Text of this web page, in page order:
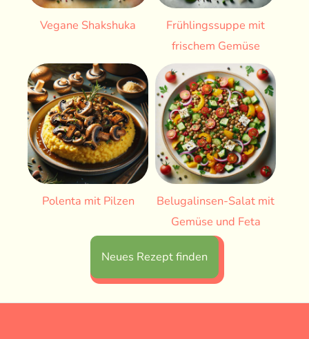
Vegane Shakshuka
Frühlingssuppe mit
frischem Gemüse
Polenta mit Pilzen
Belugalinsen-Salat mit
Gemüse und Feta
Neues Rezept finden